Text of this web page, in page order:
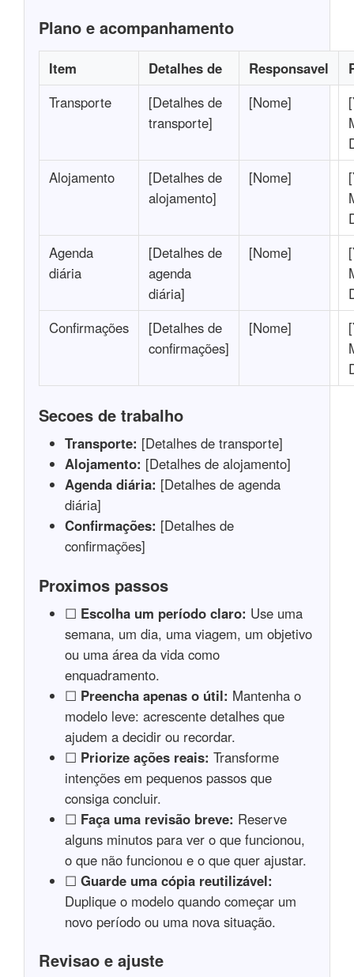
Plano e acompanhamento
Item Detalhes de Responsavel
Transporte
[Detalhes de
transporte]
[Nome]
Alojamento
[Detalhes de
alojamento]
[Nome]
Agenda
diária
[Detalhes de
agenda
diária]
[Nome]
Confirmações
[Detalhes de
confirmações]
[Nome]
Secoes de trabalho
Transporte: [Detalhes de transporte]
Alojamento: [Detalhes de alojamento]
Agenda diária: [Detalhes de agenda
diária]
Confirmações: [Detalhes de
confirmações]
Proximos passos
☐ Escolha um período claro: Use uma
semana, um dia, uma viagem, um objetivo
ou uma área da vida como
enquadramento.
☐ Preencha apenas o útil: Mantenha o
modelo leve: acrescente detalhes que
ajudem a decidir ou recordar.
☐ Priorize ações reais: Transforme
intenções em pequenos passos que
consiga concluir.
☐ Faça uma revisão breve: Reserve
alguns minutos para ver o que funcionou,
o que não funcionou e o que quer ajustar.
☐Guarde uma cópia reutilizável:
Duplique o modelo quando começar um
novo período ou uma nova situação.
Revisao e ajuste